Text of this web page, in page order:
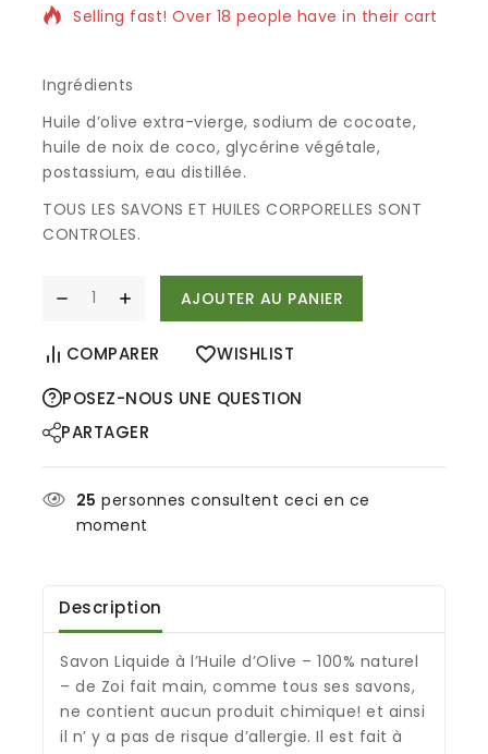
Selling fast! Over 18 people have in their cart
Ingrédients
Huile d’olive extra-vierge, sodium de cocoate,
huile de noix de coco, glycérine végétale,
postassium, eau distillée.
TOUS LES SAVONS ET HUILES CORPORELLES SONT
CONTROLES.
AJOUTER AU PANIER
COMPARER
WISHLIST
POSEZ-NOUS UNE QUESTION
PARTAGER
25 personnes consultent ceci en ce
moment
Description
Savon Liquide à l’Huile d’Olive – 100% naturel
– de Zoi fait main, comme tous ses savons,
ne contient aucun produit chimique! et ainsi
il n’ y a pas de risque d’allergie. Il est fait à